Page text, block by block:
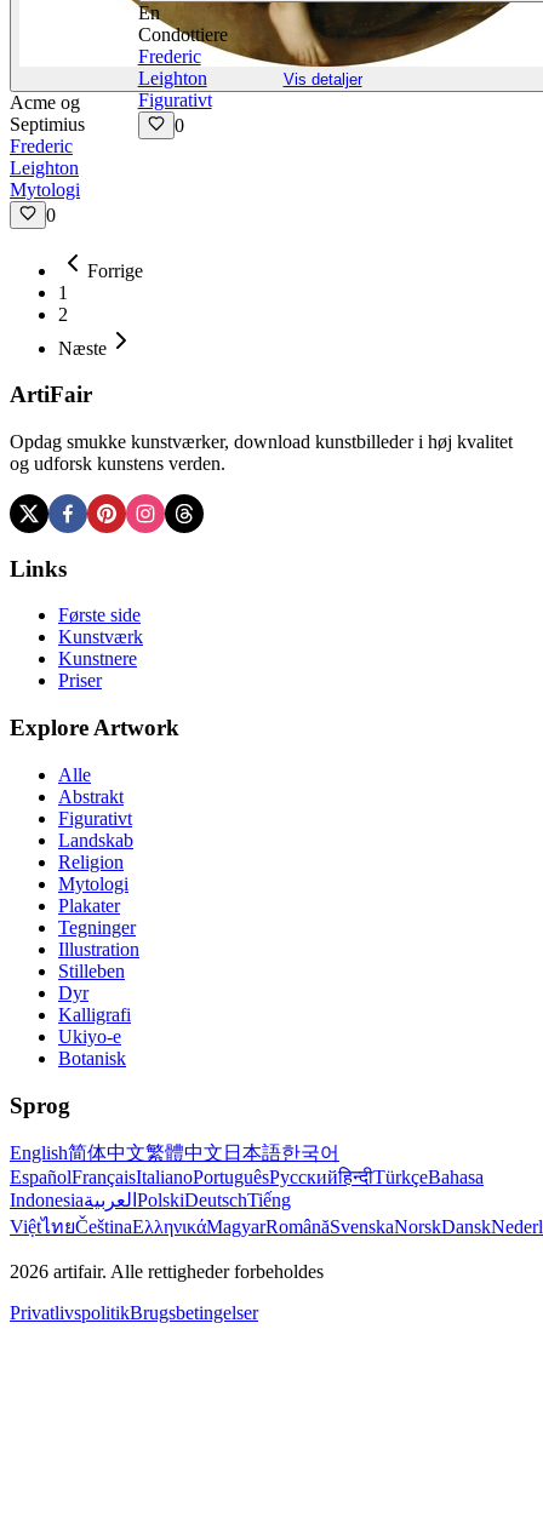
Vis detaljer
Acme og
Septimius
Frederic
Leighton
Mytologi
0
En
Condottiere
Frederic
Leighton
Figurativt
0
Forrige
1
2
Næste
ArtiFair
Opdag smukke kunstværker, download kunstbilleder i høj kvalitet
og udforsk kunstens verden.
Links
Første side
Kunstværk
Kunstnere
Priser
Explore Artwork
Alle
Abstrakt
Figurativt
Landskab
Religion
Mytologi
Plakater
Tegninger
Illustration
Stilleben
Dyr
Kalligrafi
Ukiyo-e
Botanisk
Sprog
English简体中文繁體中文 日本語한국어
EspañolFrançaisItalianoPortuguêsРусскийहिन्दीTürkçeBahasa
Indonesiaالعربية PolskiDeutschTiếng
ViệtไทยČeštinaΕλληνικάMagyarRomânăSvenskaNorskDansk
2026 artifair. Alle rettigheder forbeholdes
PrivatlivspolitikBrugsbetingelser